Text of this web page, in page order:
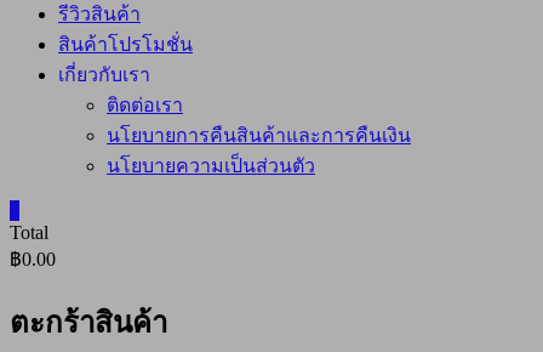
รีวิวสินค้า
สินค้าโปรโมชั่น
เกี่ยวกับเรา
ติดต่อเรา
นโยบายการคืนสินค้าและการคืนเงิน
นโยบายความเป็นส่วนตัว
Total
฿0.00
ตะกร้าสินค้า